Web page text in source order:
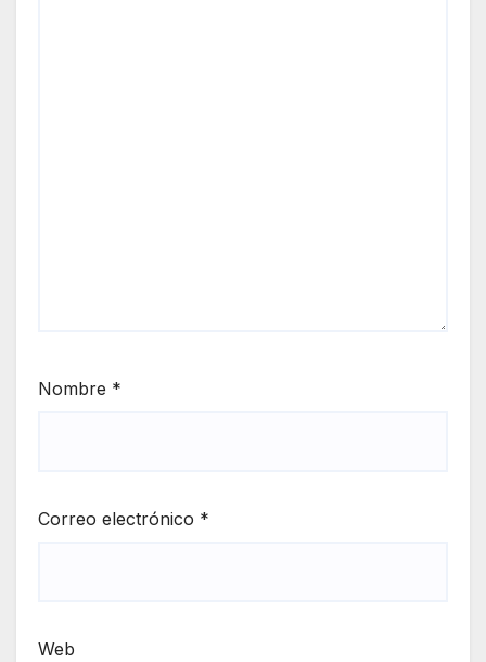
Nombre *
Correo electrónico *
Web